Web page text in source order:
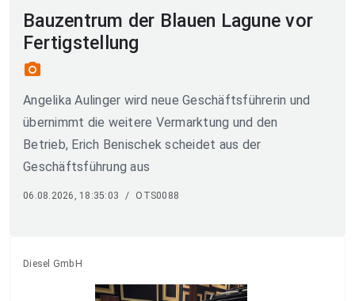
Bauzentrum der Blauen Lagune vor
Fertigstellung
photo_camera
Angelika Aulinger wird neue Geschäftsführerin und
übernimmt die weitere Vermarktung und den
Betrieb, Erich Benischek scheidet aus der
Geschäftsführung aus
06.08.2026, 18:35:03 / OTS0088
Diesel GmbH